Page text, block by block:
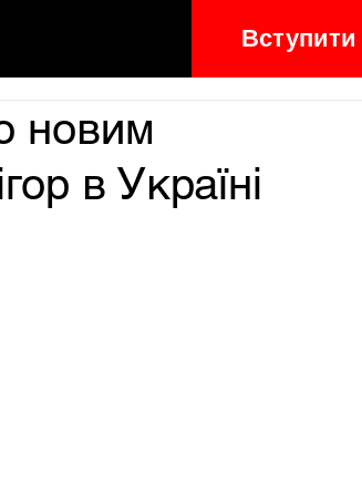
Вступити
новим
в Україні